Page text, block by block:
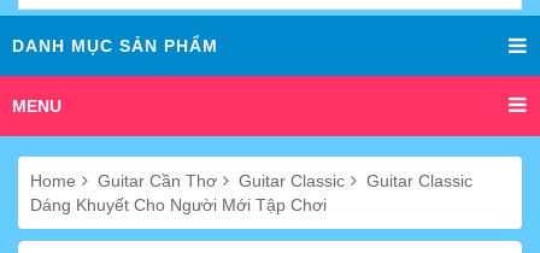
DANH MỤC SẢN PHẨM
MENU
Home Guitar Cần Thơ Guitar Classic
Guitar Classic
Dáng Khuyết Cho Người Mới Tập Chơi